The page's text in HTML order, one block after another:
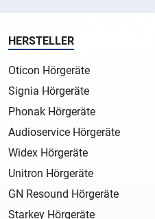
HERSTELLER
Oticon Hörgeräte
Signia Hörgeräte
Phonak Hörgeräte
Audioservice Hörgeräte
Widex Hörgeräte
Unitron Hörgeräte
GN Resound Hörgeräte
Starkey Hörgeräte